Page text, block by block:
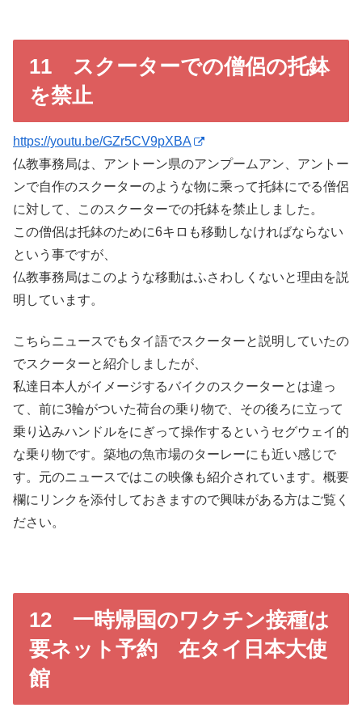
11 スクーターでの僧侶の托鉢
を禁止
https://youtu.be/GZr5CV9pXBA
仏教事務局は、アントーン県のアンプームアン、アントー
ンで自作のスクーターのような物に乘って托鉢にでる僧侶
に対して、このスクーターでの托鉢を禁止しました。
この僧侶は托鉢のために6キロも移動しなければならない
という事ですが、
仏教事務局はこのような移動はふさわしくないと理由を説
明しています。
こちらニュースでもタイ語でスクーターと説明していたの
でスクーターと紹介しましたが、
私達日本人がイメージするバイクのスクーターとは違っ
て、前に3輪がついた荷台の乗り物で、その後ろに立って
乗り込みハンドルをにぎって操作するというセグウェイ的
な乗り物です。築地の魚市場のターレーにも近い感じで
す。元のニュースではこの映像も紹介されています。概要
欄にリンクを添付しておきますので興味がある方はご覧く
ださい。
12 一時帰国のワクチン接種は
要ネット予約 在タイ日本大使
館